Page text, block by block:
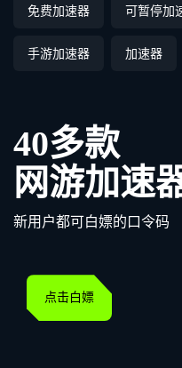
免费加速器 可暂停加
手游加速器 加速器
40多款
网游加速
新用户都可白嫖的口令码
点击白嫖